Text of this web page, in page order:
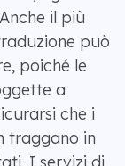
il più
può
poiché le
a
che i
traggano in